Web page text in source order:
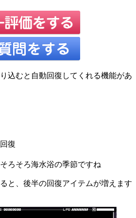
込むと自動回復してくれる機能があ
復
ろそろ海水浴の季節ですね
と、後半の回復アイテムが増えます